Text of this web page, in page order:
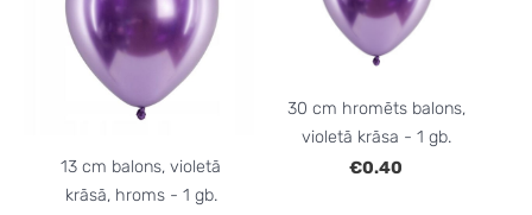
13 cm balons, violetā
krāsā, hroms - 1 gb.
30 cm hromēts balons,
violetā krāsa - 1 gb.
€0.40